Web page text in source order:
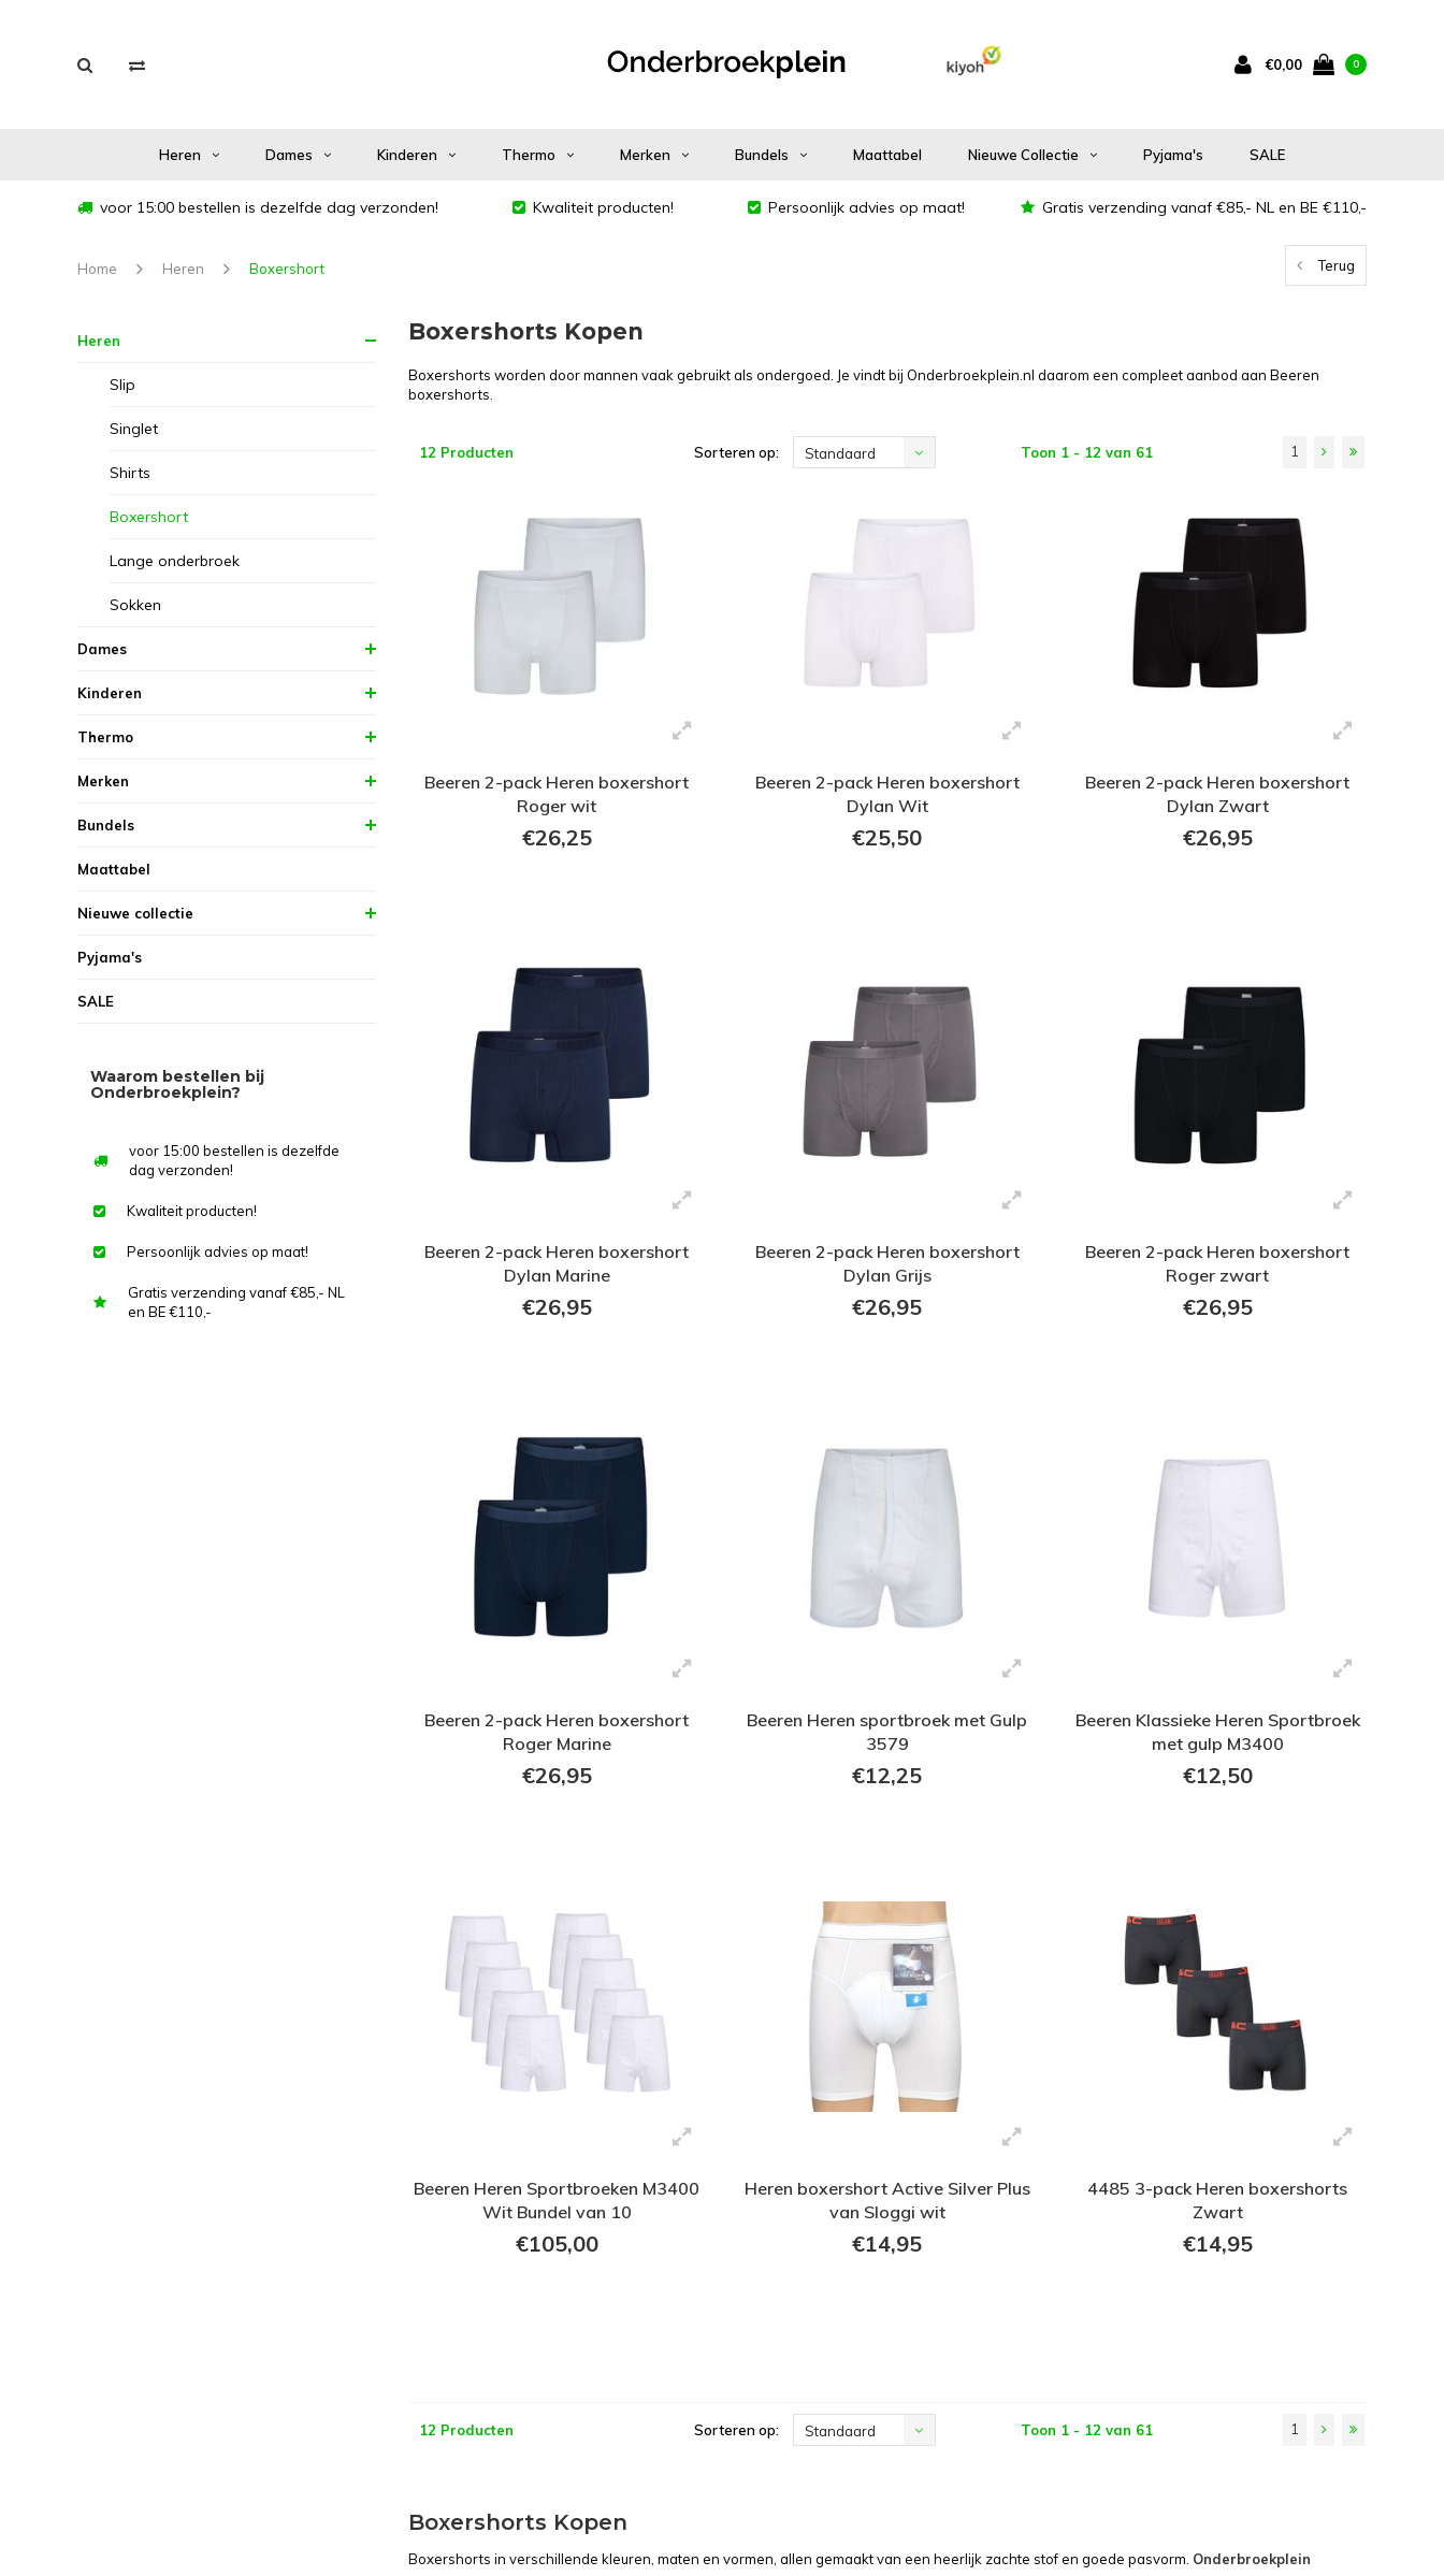
€0,00 0
Heren Dames Kinderen Thermo Merken Bundels Maattabel Nieuwe Collectie Pyjama's SALE
voor 15:00 bestellen is dezelfde dag verzonden! Kwaliteit producten! Persoonlijk advies op maat! Gratis verzending vanaf €85,- NL en BE €110,-
Home Heren Boxershort Terug
Heren
Slip
Singlet
Shirts
Boxershort
Lange onderbroek
Sokken
Dames
Kinderen
Thermo
Merken
Bundels
Maattabel
Nieuwe collectie
Pyjama's
SALE
Waarom bestellen bij
Onderbroekplein?
voor 15:00 bestellen is dezelfde
dag verzonden!
Kwaliteit producten!
Persoonlijk advies op maat!
Gratis verzending vanaf €85,- NL
en BE €110,-
Boxershorts Kopen
Boxershorts worden door mannen vaak gebruikt als ondergoed. Je vindt bij Onderbroekplein.nl daarom een compleet aanbod aan Beeren
boxershorts.
12 Producten Sorteren op: Standaard Toon 1 - 12 van 61 1
Beeren 2-pack Heren boxershort
Roger wit
€26,25
Beeren 2-pack Heren boxershort
Dylan Wit
€25,50
Beeren 2-pack Heren boxershort
Dylan Zwart
€26,95
Beeren 2-pack Heren boxershort
Dylan Marine
€26,95
Beeren 2-pack Heren boxershort
Dylan Grijs
€26,95
Beeren 2-pack Heren boxershort
Roger zwart
€26,95
Beeren 2-pack Heren boxershort
Roger Marine
€26,95
Beeren Heren sportbroek met Gulp
3579
€12,25
Beeren Klassieke Heren Sportbroek
met gulp M3400
€12,50
Beeren Heren Sportbroeken M3400
Wit Bundel van 10
€105,00
Heren boxershort Active Silver Plus
van Sloggi wit
€14,95
4485 3-pack Heren boxershorts
Zwart
€14,95
12 Producten Sorteren op: Standaard Toon 1 - 12 van 61 1
Boxershorts Kopen
Boxershorts in verschillende kleuren, maten en vormen, allen gemaakt van een heerlijk zachte stof en goede pasvorm. Onderbroekplein